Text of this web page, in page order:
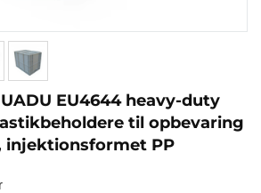
EU4644 heavy-duty
til opbevaring
injektionsformet PP